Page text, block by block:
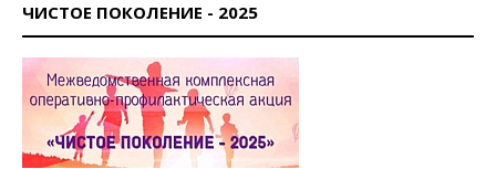
ЧИСТОЕ ПОКОЛЕНИЕ - 2025